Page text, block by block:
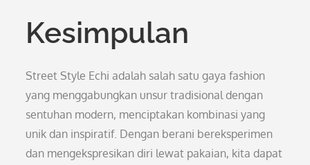
Kesimpulan
Street Style Echi adalah salah satu gaya fashion
yang menggabungkan unsur tradisional dengan
sentuhan modern, menciptakan kombinasi yang
unik dan inspiratif. Dengan berani bereksperimen
dan mengekspresikan diri lewat pakaian, kita dapat